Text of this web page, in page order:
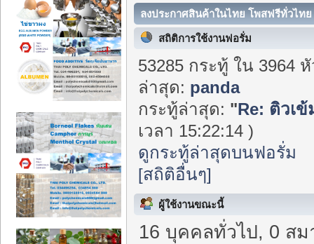
ลงประกาศสินค้าในไทย โพสฟรีทั่วไท
สถิติการใช้งานฟอรั่ม
53285 กระทู้ ใน 3964
ล่าสุด: panda
กระทู้ล่าสุด: "Re: ติวเข้
เวลา 15:22:14 )
ดูกระทู้ล่าสุดบนฟอรั่ม
[สถิติอื่นๆ]
ผู้ใช้งานขณะนี้
16 บุคคลทั่วไป, 0 สม